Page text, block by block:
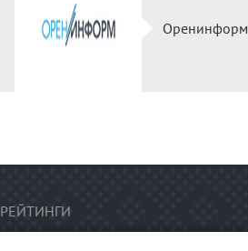
Оренинформ
РЕЙТИНГИ